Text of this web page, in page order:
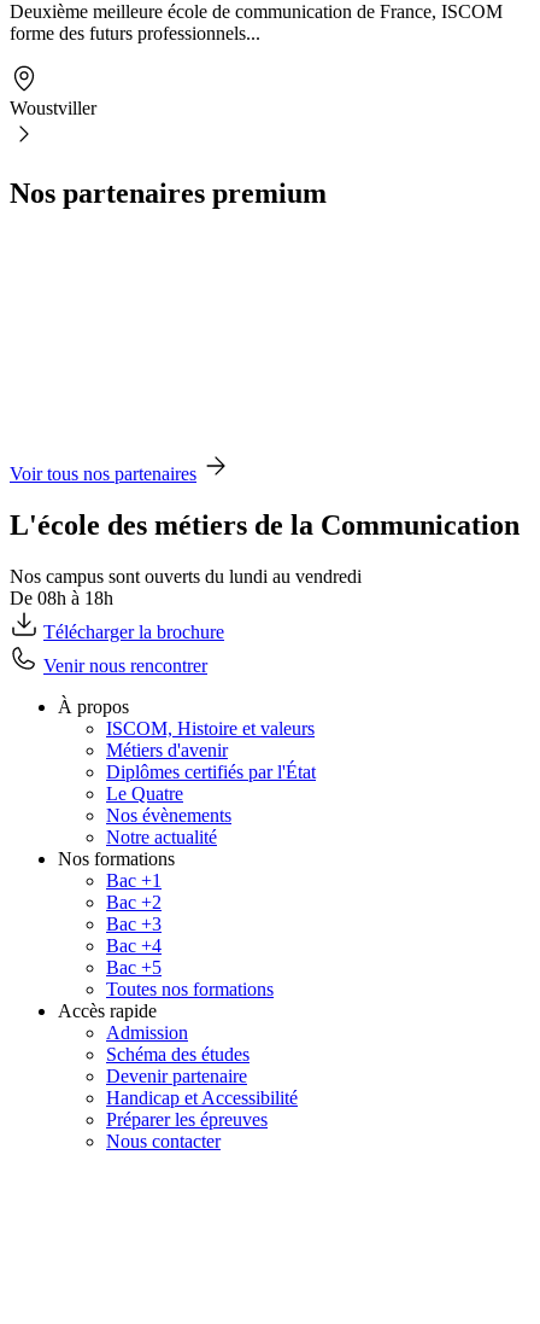
Deuxième meilleure école de communication de France, ISCOM
forme des futurs professionnels...
Woustviller
Nos partenaires premium
Voir tous nos partenaires
L'école des métiers de la Communication
Nos campus sont ouverts du lundi au vendredi
De 08h à 18h
Télécharger la brochure
Venir nous rencontrer
À propos
ISCOM, Histoire et valeurs
Métiers d'avenir
Diplômes certifiés par l'État
Le Quatre
Nos évènements
Notre actualité
Nos formations
Bac +1
Bac +2
Bac +3
Bac +4
Bac +5
Toutes nos formations
Accès rapide
Admission
Schéma des études
Devenir partenaire
Handicap et Accessibilité
Préparer les épreuves
Nous contacter